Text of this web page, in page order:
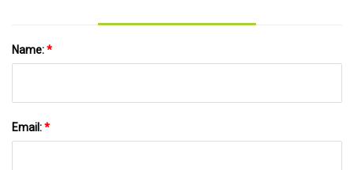
Name:*
Email:*